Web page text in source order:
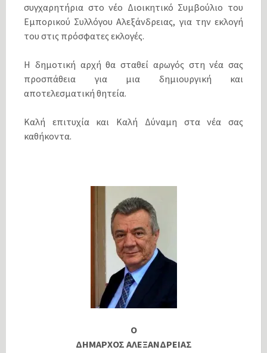
συγχαρητήρια στο νέο Διοικητικό Συμβούλιο του
Εμπορικού Συλλόγου Αλεξάνδρειας, για την εκλογή
του στις πρόσφατες εκλογές.
Η δημοτική αρχή θα σταθεί αρωγός στη νέα σας
προσπάθεια για μια δημιουργική και
αποτελεσματική θητεία.
Καλή επιτυχία και Καλή Δύναμη στα νέα σας
καθήκοντα.
Ο
ΔΗΜΑΡΧΟΣ ΑΛΕΞΑΝΔΡΕΙΑΣ